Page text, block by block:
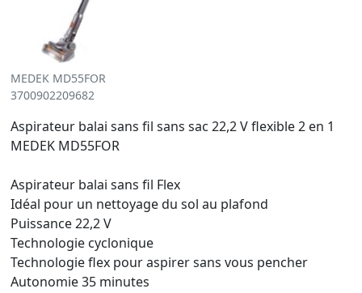
MEDEK MD55FOR
3700902209682
Aspirateur balai sans fil sans sac 22,2 V flexible 2 en 1
MEDEK MD55FOR
Aspirateur balai sans fil Flex
Idéal pour un nettoyage du sol au plafond
Puissance 22,2 V
Technologie cyclonique
Technologie flex pour aspirer sans vous pencher
Autonomie 35 minutes